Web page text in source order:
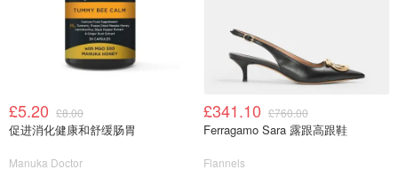
£5.20 £8.00
促进消化健康和舒缓肠胃
Manuka Doctor
£341.10 £760.00
Ferragamo Sara 露跟高跟鞋
Flannels